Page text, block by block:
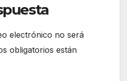
electrónico no será
obligatorios están